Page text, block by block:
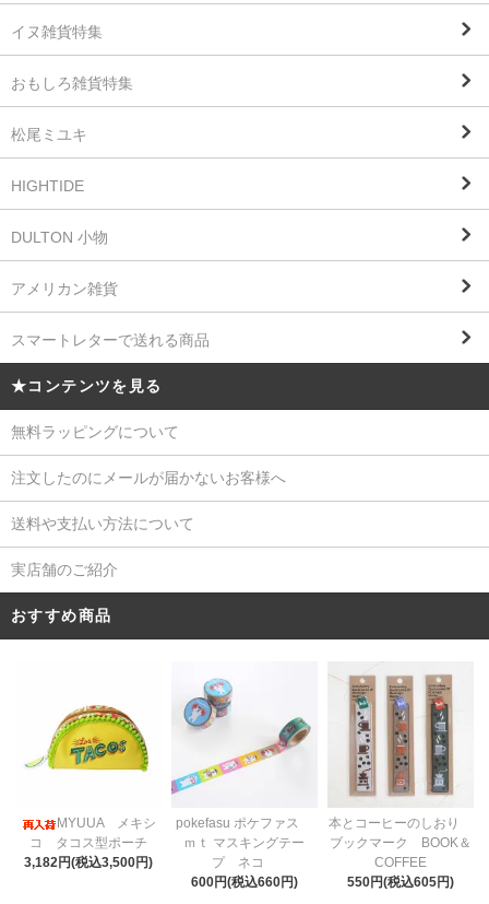
イヌ雑貨特集
おもしろ雑貨特集
松尾ミユキ
HIGHTIDE
DULTON 小物
アメリカン雑貨
スマートレターで送れる商品
★コンテンツを見る
無料ラッピングについて
注文したのにメールが届かないお客様へ
送料や支払い方法について
実店舗のご紹介
おすすめ商品
MYUUA メキシ
コ タコス型ポーチ
3,182円(税込3,500円)
pokefasu ポケファス
ｍｔ マスキングテー
プ ネコ
600円(税込660円)
本とコーヒーのしおり
ブックマーク BOOK＆
COFFEE
550円(税込605円)